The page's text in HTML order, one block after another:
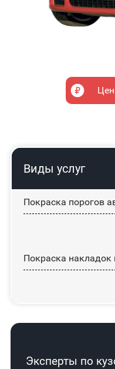
Виды услуг
Покраска порогов
Покраска накладок
Эксперты по